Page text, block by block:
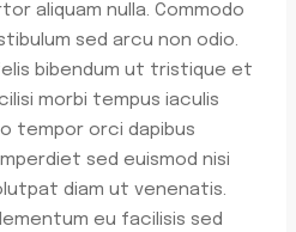
aliquam nulla. Commodo
sed arcu non odio.
bibendum ut tristique et
morbi tempus iaculis
tempor orci dapibus
sed euismod nisi
diam ut venenatis.
eu facilisis sed